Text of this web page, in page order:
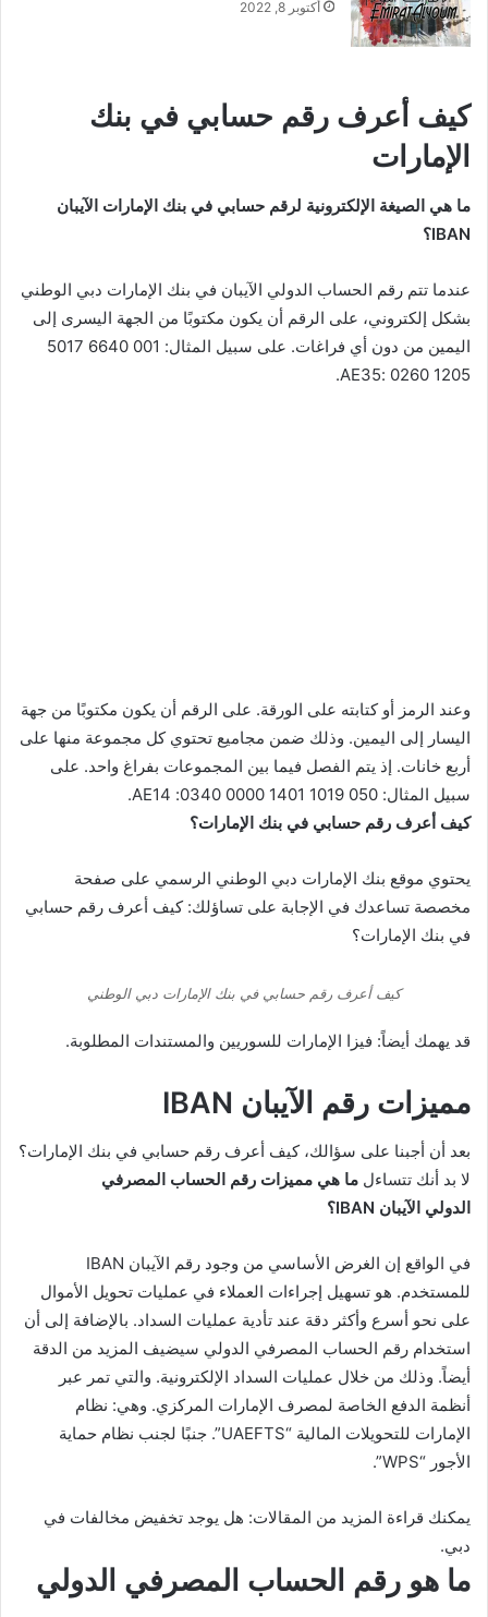
أكتوبر 8, 2022
كيف أعرف رقم حسابي في بنك
الإمارات
ما هي الصيغة الإلكترونية لرقم حسابي في بنك الإمارات الآيبان
IBAN؟
عندما تتم رقم الحساب الدولي الآيبان في بنك الإمارات دبي الوطني
بشكل إلكتروني، على الرقم أن يكون مكتوبًا من الجهة اليسرى إلى
اليمين من دون أي فراغات. على سبيل المثال: 001 6640 5017
1205 0260 :AE35.
وعند الرمز أو كتابته على الورقة. على الرقم أن يكون مكتوبًا من جهة
اليسار إلى اليمين. وذلك ضمن مجاميع تحتوي كل مجموعة منها على
أربع خانات. إذ يتم الفصل فيما بين المجموعات بفراغ واحد. على
سبيل المثال: 050 1019 1401 0000 0340: AE14.
كيف أعرف رقم حسابي في بنك الإمارات؟
يحتوي موقع بنك الإمارات دبي الوطني الرسمي على صفحة
مخصصة تساعدك في الإجابة على تساؤلك: كيف أعرف رقم حسابي
في بنك الإمارات؟
كيف أعرف رقم حسابي في بنك الإمارات دبي الوطني
قد يهمك أيضاً: فيزا الإمارات للسوريين والمستندات المطلوبة.
مميزات رقم الآيبان IBAN
بعد أن أجبنا على سؤالك، كيف أعرف رقم حسابي في بنك الإمارات؟
لا بد أنك تتساءل ما هي مميزات رقم الحساب المصرفي
الدولي الآيبان IBAN؟
في الواقع إن الغرض الأساسي من وجود رقم الآيبان IBAN
للمستخدم. هو تسهيل إجراءات العملاء في عمليات تحويل الأموال
على نحو أسرع وأكثر دقة عند تأدية عمليات السداد. بالإضافة إلى أن
استخدام رقم الحساب المصرفي الدولي سيضيف المزيد من الدقة
أيضاً. وذلك من خلال عمليات السداد الإلكترونية. والتي تمر عبر
أنظمة الدفع الخاصة لمصرف الإمارات المركزي. وهي: نظام
الإمارات للتحويلات المالية “UAEFTS”. جنبًا لجنب نظام حماية
الأجور “WPS”.
يمكنك قراءة المزيد من المقالات: هل يوجد تخفيض مخالفات في
دبي.
ما هو رقم الحساب المصرفي الدولي